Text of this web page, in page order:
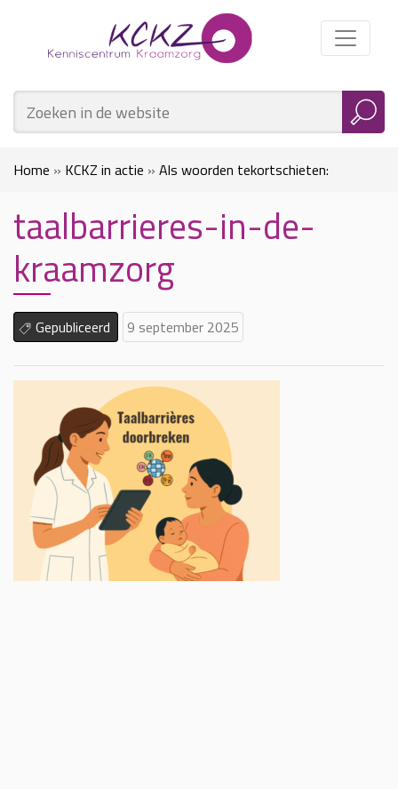
Home » KCKZ in actie » Als woorden tekortschieten:
Taalbarrières in de kraamzorg taalbarrieres-in-de-kraamzorg
taalbarrieres-in-de-
kraamzorg
Gepubliceerd 9 september 2025